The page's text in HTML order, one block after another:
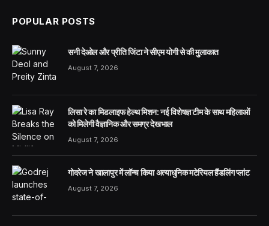
POPULAR POSTS
सनी देओल और प्रीति जिंटा ने सीएम योगी से की मुलाकात
August 7, 2026
लिसा रे का मिडलाइफ हेल्थ मिशन: नई विशेषज्ञ टीम के साथ महिलाओं
को मिलेगी वैज्ञानिक और समग्र देखभाल
August 7, 2026
गोदरेज ने खालापुर में लॉन्च किया अत्याधुनिक मटेरियल हैंडलिंग प्लांट
August 7, 2026